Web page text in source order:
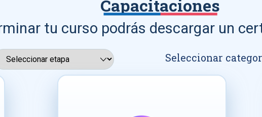
Capacitaciones
tu curso podrás descargar un
Seleccionar